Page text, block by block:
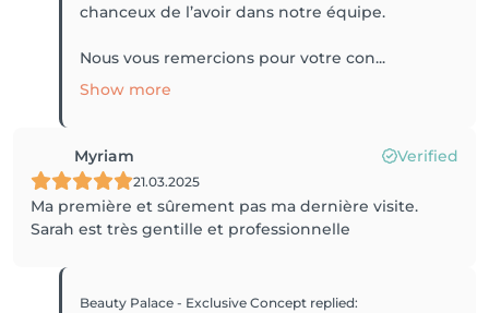
chanceux de l’avoir dans notre équipe.
Nous vous remercions pour votre con...
Show more
Myriam Verified
21.03.2025
Ma première et sûrement pas ma dernière visite.
Sarah est très gentille et professionnelle
Beauty Palace - Exclusive Concept replied: